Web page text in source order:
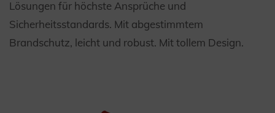
Lösungen für höchste Ansprüche und
Sicherheitsstandards. Mit abgestimmtem
Brandschutz, leicht und robust. Mit tollem Design.